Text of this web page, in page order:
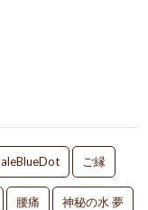
ご縁
腰痛 神秘の水 夢